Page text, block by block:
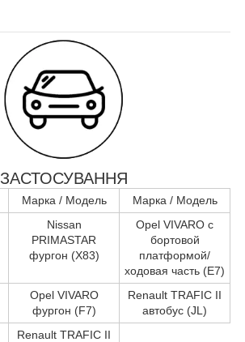
ЗАСТОСУВАННЯ
Марка / Модель
Марка / Модель
Nissan
PRIMASTAR
фургон (X83)
Opel VIVARO c
бортовой
платформой/
ходовая часть (E7)
Opel VIVARO
фургон (F7)
Renault TRAFIC II
автобус (JL)
Renault TRAFIC II